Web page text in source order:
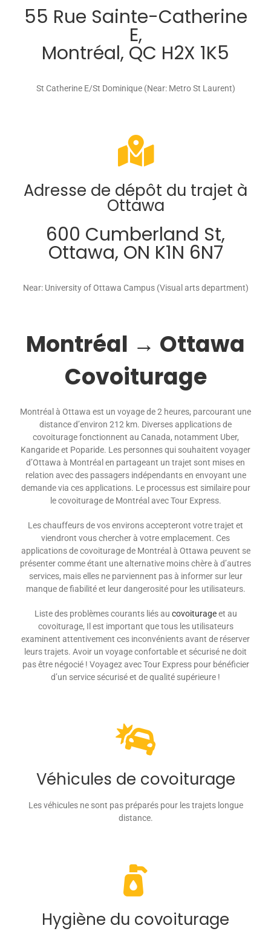
55 Rue Sainte-Catherine
E,
Montréal, QC H2X 1K5
St Catherine E/St Dominique (Near: Metro St Laurent)
Adresse de dépôt du trajet à
Ottawa
600 Cumberland St,
Ottawa, ON K1N 6N7
Near: University of Ottawa Campus (Visual arts department)
Montréal → Ottawa
Covoiturage
Montréal à Ottawa est un voyage de 2 heures, parcourant une
distance d’environ 212 km. Diverses applications de
covoiturage fonctionnent au Canada, notamment Uber,
Kangaride et Poparide. Les personnes qui souhaitent voyager
d’Ottawa à Montréal en partageant un trajet sont mises en
relation avec des passagers indépendants en envoyant une
demande via ces applications. Le processus est similaire pour
le covoiturage de Montréal avec Tour Express.
Les chauffeurs de vos environs accepteront votre trajet et
viendront vous chercher à votre emplacement. Ces
applications de covoiturage de Montréal à Ottawa peuvent se
présenter comme étant une alternative moins chère à d’autres
services, mais elles ne parviennent pas à informer sur leur
manque de fiabilité et leur dangerosité pour les utilisateurs.
Liste des problèmes courants liés au covoiturageet au
covoiturage, Il est important que tous les utilisateurs
examinent attentivement ces inconvénients avant de réserver
leurs trajets. Avoir un voyage confortable et sécurisé ne doit
pas être négocié ! Voyagez avec Tour Express pour bénéficier
d’un service sécurisé et de qualité supérieure !
Véhicules de covoiturage
Les véhicules ne sont pas préparés pour les trajets longue
distance.
Hygiène du covoiturage